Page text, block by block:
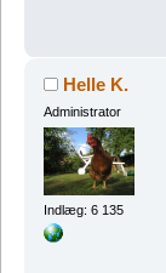
Helle K.
Administrator
Indlæg: 6 135